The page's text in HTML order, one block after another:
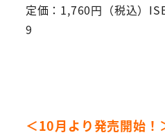
定価：1,760円（税込）
9
＜10月より発売開始！